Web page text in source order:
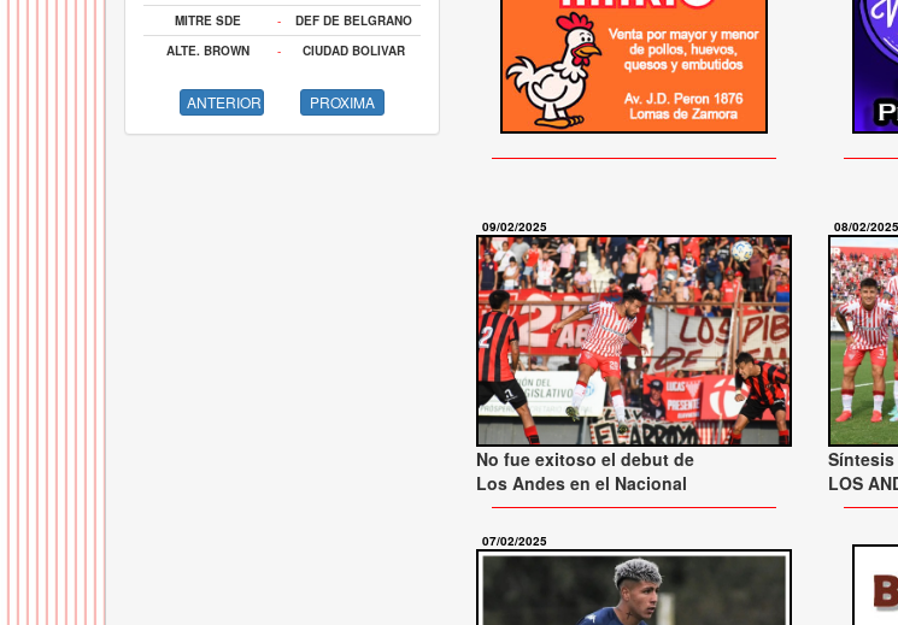
MITRE SDE
-
DEF DE BELGRANO
ALTE. BROWN
- CIUDAD BOLIVAR
ANTERIOR PROXIMA
09/02/2025
No fue exitoso el debut de
Los Andes en el Nacional
08/02/2025
LOS
07/02/2025